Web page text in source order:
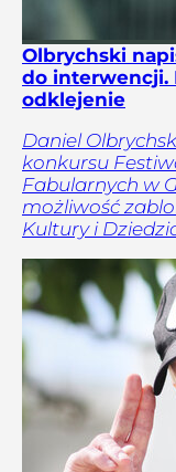
Olbrychski
do interwencji.
odklejenie
Daniel
konkursu
Fabularnych w
możliwość
Kultury i